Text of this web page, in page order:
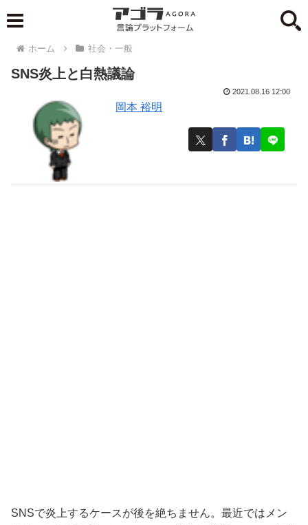
ホーム 社会・一般
SNS炎上と白熱議論
岡本 裕明
2021.08.16 12:00
SNSで炎上するケースが後を絶ちません。最近ではメン